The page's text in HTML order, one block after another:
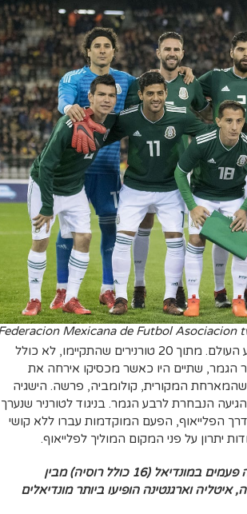
נבחרת מכסיקו היא אורחת די קבועה בטורנירי גביע העולם. מתוך 20 טורנירים שהתקיימו, לא כולל
בטורניר הגמר, שתיים היו כאשר מכסיקו אירחה את
1970 ומאוחר יותר שוב ב-1986 אחרי שהמארחת המקורית, קולומביה, פרשה. הישגיה
הנבחרת לרבע הגמר. בניגוד לטורניר שנערך
בקושי דרך הפלייאוף, הפעם המוקדמות עברו ללא קושי
יתרון על פני המקום המוליך לפלייאוף.
הידעת? מכסיקו היא הנבחרת שהופיעה הכי הרבה פעמים במונדיאל (16 כולל רוסיה) מבין
וארגנטינה הופיעו ביותר מונדיאלים